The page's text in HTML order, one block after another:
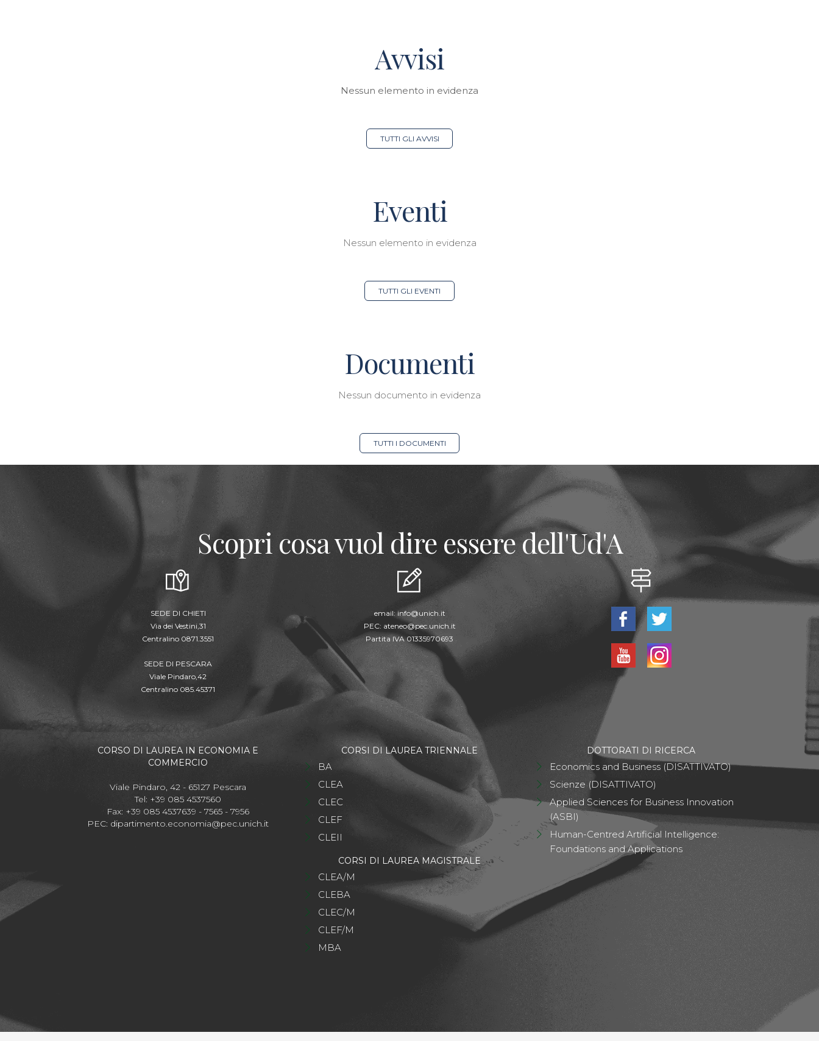
Avvisi
Nessun elemento in evidenza
TUTTI GLI AVVISI
Eventi
Nessun elemento in evidenza
TUTTI GLI EVENTI
Documenti
Nessun documento in evidenza
TUTTI I DOCUMENTI
Scopri cosa vuol dire essere dell'Ud'A
SEDE DI CHIETI
Via dei Vestini,31
Centralino 0871.3551
SEDE DI PESCARA
Viale Pindaro,42
Centralino 085.45371
email:info@unich.it
PEC: ateneo@pec.unich.it
Partita IVA 01335970693
CORSO DI LAUREA IN ECONOMIA E
COMMERCIO
Viale Pindaro, 42 - 65127 Pescara
Tel: +39 085 4537560
Fax: +39 085 4537639 - 7565 - 7956
PEC: dipartimento.economia@pec.unich.it
CORSI DI LAUREA TRIENNALE
BA
CLEA
CLEC
CLEF
CLEII
CORSI DI LAUREA MAGISTRALE
CLEA/M
CLEBA
CLEC/M
CLEF/M
MBA
DOTTORATI DI RICERCA
Economics and Business (DISATTIVATO)
Scienze (DISATTIVATO)
Applied Sciences for Business Innovation
(ASBI)
Human-Centred Artificial Intelligence:
Foundations and Applications